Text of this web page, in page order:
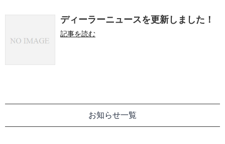
ディーラーニュースを更新しました！
記事を読む
お知らせ一覧